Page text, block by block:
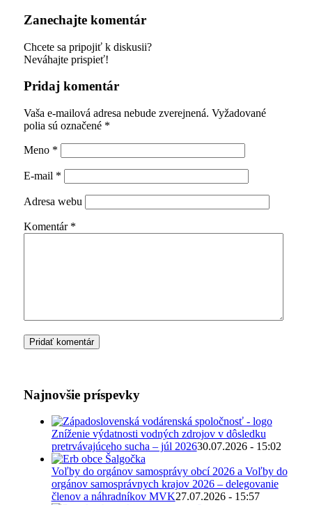
Zanechajte komentár
Chcete sa pripojiť k diskusii?
Neváhajte prispieť!
Pridaj komentár
Vaša e-mailová adresa nebude zverejnená. Vyžadované
polia sú označené *
Meno *
E-mail *
Adresa webu
Komentár *
Najnovšie príspevky
Zníženie výdatnosti vodných zdrojov v dôsledku
pretrvávajúceho sucha – júl 202630.07.2026 - 15:02
Voľby do orgánov samosprávy obcí 2026 a Voľby do
orgánov samosprávnych krajov 2026 – delegovanie
členov a náhradníkov MVK27.07.2026 - 15:57